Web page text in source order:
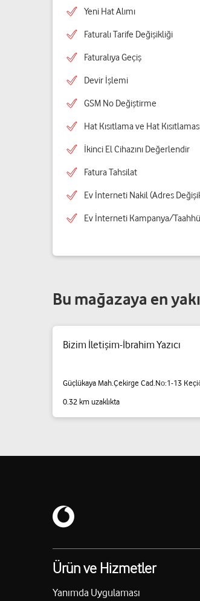
Yeni Hat Alımı
Faturalı Tarife Değişikliği
Faturalıya Geçiş
Devir İşlemi
GSM No Değiştirme
Hat Kısıtlama ve Hat
İkinci El Cihazını Değerlendir
Fatura Tahsilat
Ev İnterneti Nakil (Adres
Ev İnterneti Kampanya/
Bu mağazaya en
Bizim İletişim-İbrahim Yazıcı
Güçlükaya Mah.Çekirge Cad.No:1-13
0.32 km uzaklıkta
Ürün ve Hizmetler
Yanımda Uygulaması